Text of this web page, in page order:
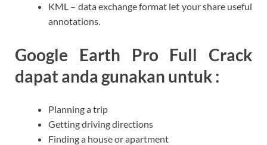
KML – data exchange format let your share useful
annotations.
Google Earth Pro Full Crack
dapat anda gunakan untuk :
Planning a trip
Getting driving directions
Finding a house or apartment